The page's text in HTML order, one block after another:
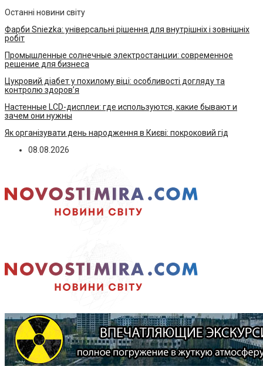
Останні новини світу
Фарби Sniezka: універсальні рішення для внутрішніх і зовнішніх
робіт
Промышленные солнечные электростанции: современное
решение для бизнеса
Цукровий діабет у похилому віці: особливості догляду та
контролю здоров’я
Настенные LCD-дисплеи: где используются, какие бывают и
зачем они нужны
Як організувати день народження в Києві: покроковий гід
08.08.2026